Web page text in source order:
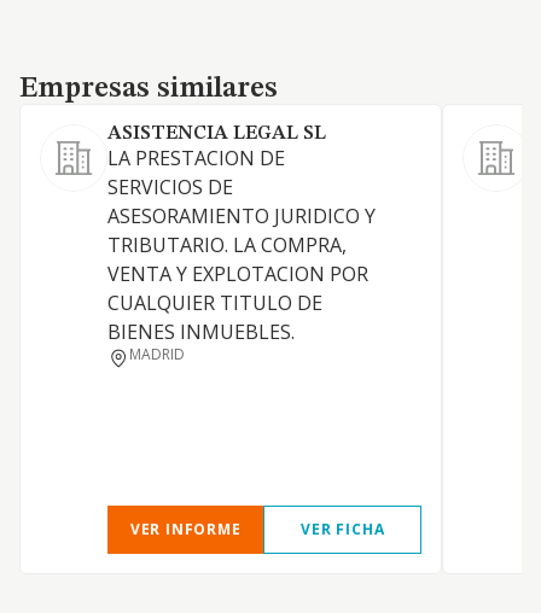
Empresas similares
Empresas similares
ASISTENCIA LEGAL SL
LA PRESTACION DE
SERVICIOS DE
ASESORAMIENTO JURIDICO Y
TRIBUTARIO. LA COMPRA,
VENTA Y EXPLOTACION POR
CUALQUIER TITULO DE
BIENES INMUEBLES.
MADRID
VER INFORME VER FICHA